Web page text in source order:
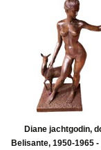
Diane jachtgodin,
Belisante, 1950-1965 -